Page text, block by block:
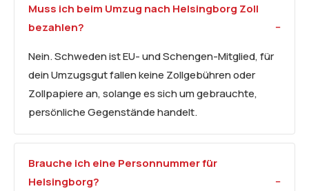
Muss ich beim Umzug nach Helsingborg Zoll
bezahlen?
Nein. Schweden ist EU- und Schengen-Mitglied, für
dein Umzugsgut fallen keine Zollgebühren oder
Zollpapiere an, solange es sich um gebrauchte,
persönliche Gegenstände handelt.
Brauche ich eine Personnummer für
Helsingborg?